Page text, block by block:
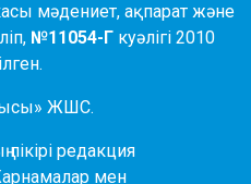
мәдениет, ақпарат және
№11054-Г куәлігі 2010
ЖШС.
редакция
мен